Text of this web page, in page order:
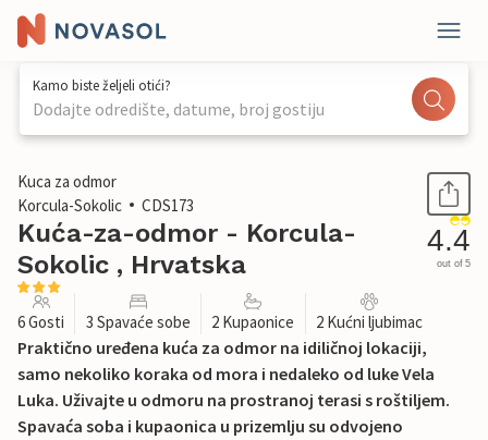
Kamo biste željeli otići?
Dodajte odredište, datume, broj gostiju
1 / 32
Kuca za odmor
Korcula-Sokolic
CDS173
Kuća-za-odmor - Korcula-
Sokolic , Hrvatska
4.4
out of 5
6 Gosti 3 Spavaće sobe 2 Kupaonice 2 Kućni ljubimac
Praktično uređena kuća za odmor na idiličnoj lokaciji,
samo nekoliko koraka od mora i nedaleko od luke Vela
Luka. Uživajte u odmoru na prostranoj terasi s roštiljem.
Spavaća soba i kupaonica u prizemlju su odvojeno